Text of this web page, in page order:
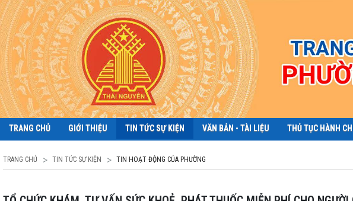
TRANG CHỦ GIỚI THIỆU TIN TỨC SỰ KIỆN VĂN BẢN - TÀI LIỆU THỦ TỤC HÀNH
TRANG CHỦ TIN TỨC SỰ KIỆN TIN HOẠT ĐỘNG CỦA PHƯỜNG